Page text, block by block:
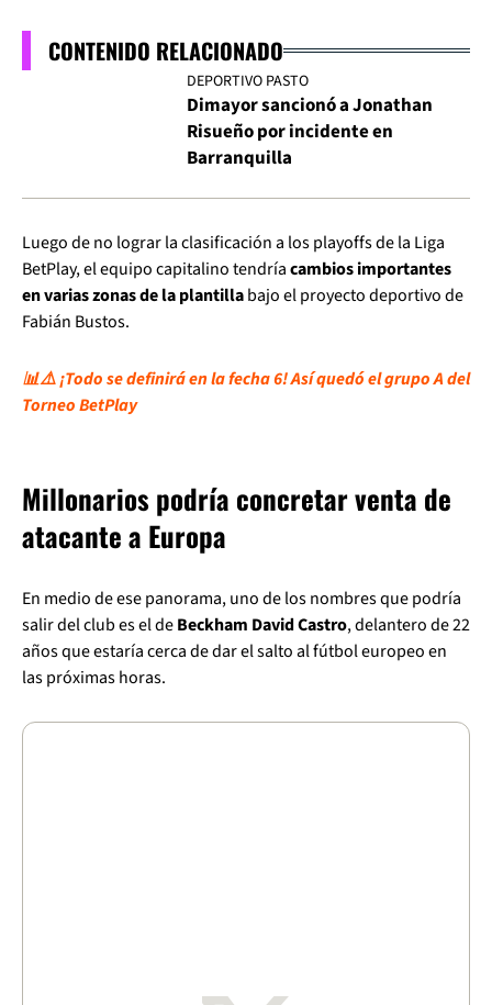
CONTENIDO RELACIONADO
DEPORTIVO PASTO
Dimayor sancionó a Jonathan
Risueño por incidente en
Barranquilla
Luego de no lograr la clasificación a los playoffs de la Liga
BetPlay, el equipo capitalino tendríacambios importantes
en varias zonas de la plantillabajo el proyecto deportivo de
Fabián Bustos.
📊⚠️ ¡Todo se definirá en la fecha 6! Así quedó el grupo A del
Torneo BetPlay
Millonarios podría concretar venta de
atacante a Europa
En medio de ese panorama, uno de los nombres que podría
salir del club es el deBeckham David Castro, delantero de 22
años que estaría cerca de dar el salto al fútbol europeo en
las próximas horas.